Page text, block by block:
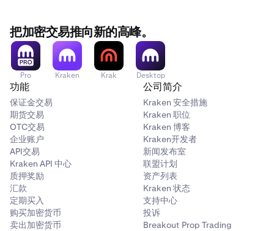
把加密交易推向新的高峰。
Pro Kraken Krak Desktop
功能
保证金交易
期货交易
OTC交易
企业账户
API交易
Kraken API 中心
质押奖励
汇款
定期买入
购买加密货币
卖出加密货币
公司简介
Kraken 安全措施
Kraken 职位
Kraken 博客
Kraken开发者
新闻发布室
联盟计划
资产列表
Kraken 状态
支持中心
投诉
Breakout Prop Trading